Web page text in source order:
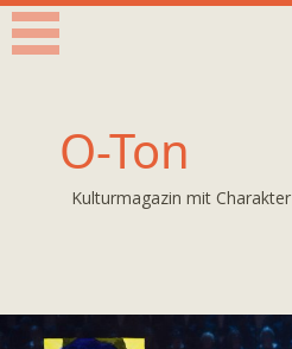
O-Ton
Kulturmagazin mit Charakter